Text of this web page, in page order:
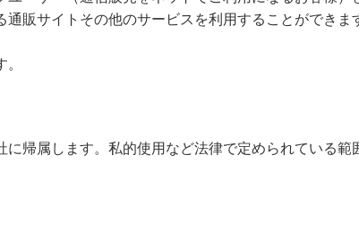
販サイトその他のサービスを利用することができ
帰属します。私的使用など法律で定められている